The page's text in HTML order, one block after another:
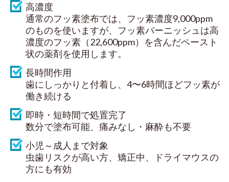
高濃度
通常のフッ素塗布では、フッ素濃度9,000ppm
のものを使いますが、フッ素バーニッシュは高
濃度のフッ素（22,600ppm）を含んだペースト
状の薬剤を使用します。
長時間作用
歯にしっかりと付着し、4〜6時間ほどフッ素が
働き続ける
即時・短時間で処置完了
数分で塗布可能、痛みなし・麻酔も不要
小児～成人まで対象
虫歯リスクが高い方、矯正中、ドライマウスの
方にも有効